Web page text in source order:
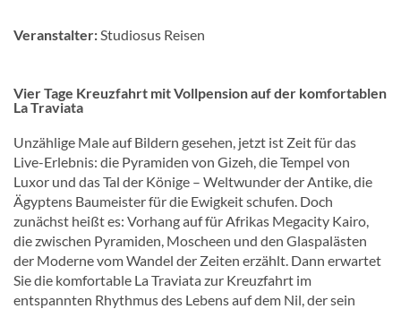
Veranstalter:Studiosus Reisen
Vier Tage Kreuzfahrt mit Vollpension auf der komfortablen
La Traviata
Unzählige Male auf Bildern gesehen, jetzt ist Zeit für das
Live-Erlebnis: die Pyramiden von Gizeh, die Tempel von
Luxor und das Tal der Könige – Weltwunder der Antike, die
Ägyptens Baumeister für die Ewigkeit schufen. Doch
zunächst heißt es: Vorhang auf für Afrikas Megacity Kairo,
die zwischen Pyramiden, Moscheen und den Glaspalästen
der Moderne vom Wandel der Zeiten erzählt. Dann erwartet
Sie die komfortable La Traviata zur Kreuzfahrt im
entspannten Rhythmus des Lebens auf dem Nil, der sein